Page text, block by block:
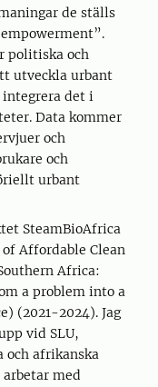
de ställs
politiska och
utveckla urbant
det i
Data kommer
och
och
urbant
SteamBioAfrica
Affordable Clean
Africa:
a problem into a
(2021-2024). Jag
vid SLU,
och afrikanska
med